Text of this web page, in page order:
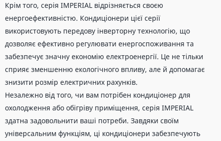
Крім того, серія IMPERIAL відрізняється своєю
енергоефективністю. Кондиціонери цієї серії
використовують передову інверторну технологію, що
дозволяє ефективно регулювати енергоспоживання та
забезпечує значну економію електроенергії. Це не тільки
сприяє зменшенню екологічного впливу, але й допомагає
знизити розмір електричних рахунків.
Незалежно від того, чи вам потрібен кондиціонер для
охолодження або обігріву приміщення, серія IMPERIAL
здатна задовольнити ваші потреби. Завдяки своїм
універсальним функціям, ці кондиціонери забезпечують